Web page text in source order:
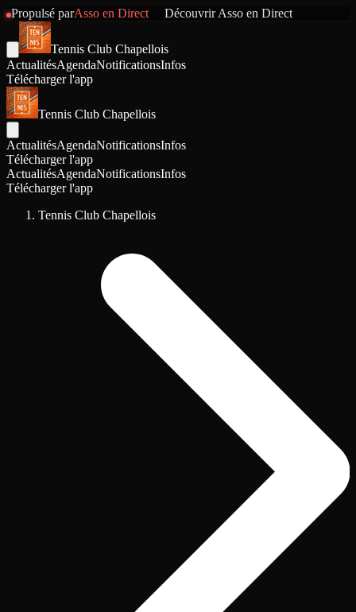
Propulsé parAsso en Direct DécouvrirAsso en Direct
Tennis Club Chapellois
ActualitésAgendaNotificationsInfos
Télécharger l'app
Tennis Club Chapellois
ActualitésAgendaNotificationsInfos
Télécharger l'app
ActualitésAgendaNotificationsInfos
Télécharger l'app
Tennis Club Chapellois